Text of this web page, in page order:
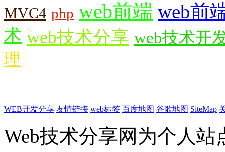
MVC4 php web前端 web前
术 web技术分享 web技术开
理
WEB开发分享 友情链接 web标签 百度地图 谷歌地图 SiteMap
Web技术分享网为个人